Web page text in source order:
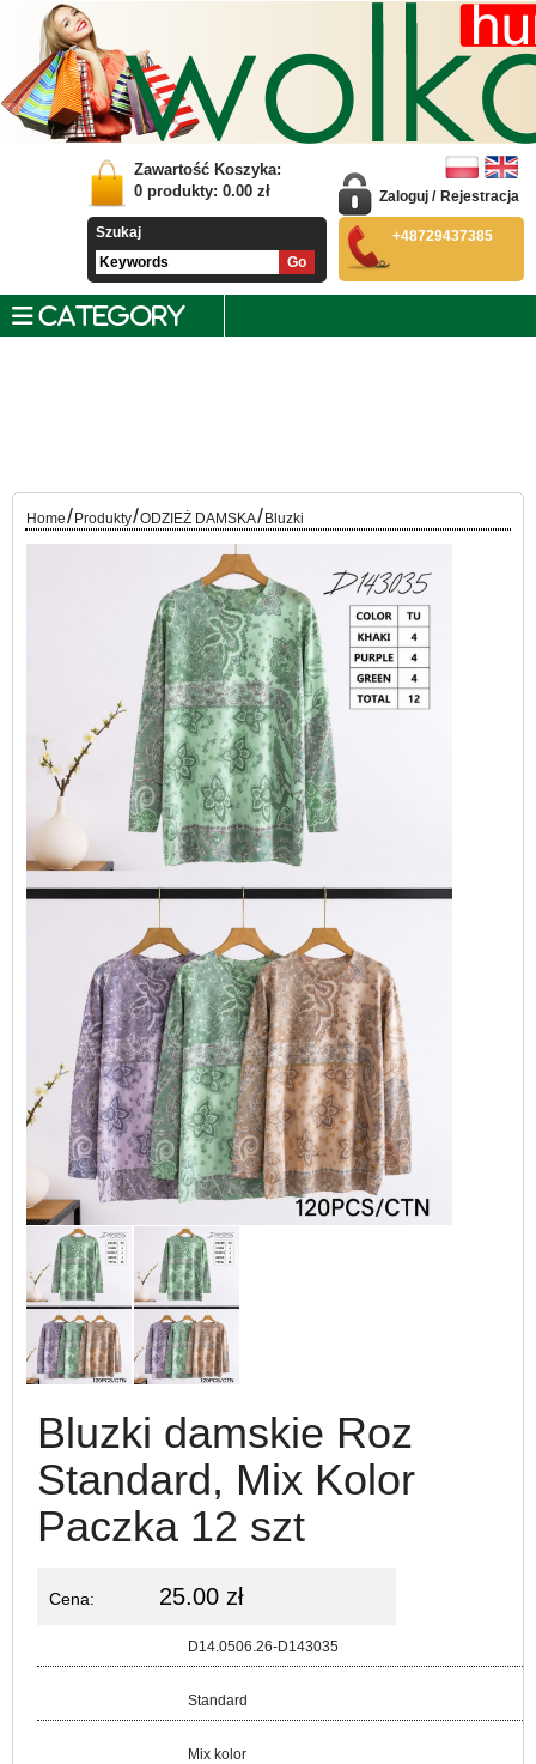
Zawartość Koszyka:
0 produkty: 0.00 zł
Szukaj
Zaloguj / Rejestracja
+48729437385
CATEGORY
Home/ Produkty/ODZIEŻ DAMSKA/ Bluzki
Bluzki damskie Roz
Standard, Mix Kolor
Paczka 12 szt
Cena: 25.00 zł
D14.0506.26-D143035
Standard
Mix kolor